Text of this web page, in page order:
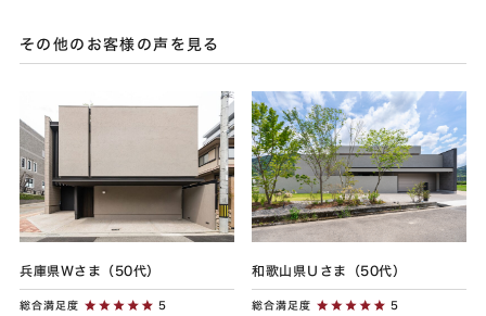
その他のお客様の声を見る
兵庫県Ｗさま（50代）
総合満足度
5
和歌山県Ｕさま（50代）
総合満足度
5